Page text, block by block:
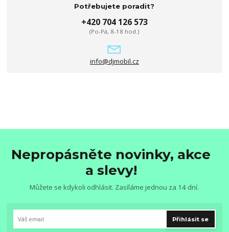
Potřebujete poradit?
+420 704 126 573
(Po-Pá, 8-18 hod.)
info@djmobil.cz
Nepropásněte novinky, akce
a slevy!
Můžete se kdykoli odhlásit. Zasíláme jednou za 14 dní.
Přihlásit se